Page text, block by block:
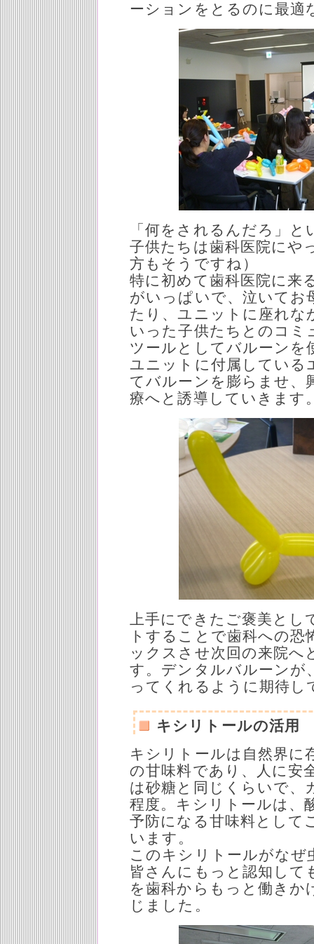
ーションをとるのに最適
「何をされるんだろ」
子供たちは歯科医院にや
方もそうですね）
特に初めて歯科医院に来
がいっぱいで、泣いてお
たり、ユニットに座れな
いった子供たちとのコミ
ツールとしてバルーンを
ユニットに付属している
てバルーンを膨らませ、
療へと誘導していきます
上手にできたご褒美と
トすることで歯科への恐
ックスさせ次回の来院へ
す。デンタルバルーンが
ってくれるように期待し
キシリトールの活用
キシリトールは自然界に
の甘味料であり、人に安
は砂糖と同じくらいで、
程度。キシリトールは、
予防になる甘味料として
います。
このキシリトールがなぜ
皆さんにもっと認知して
を歯科からもっと働きか
じました。